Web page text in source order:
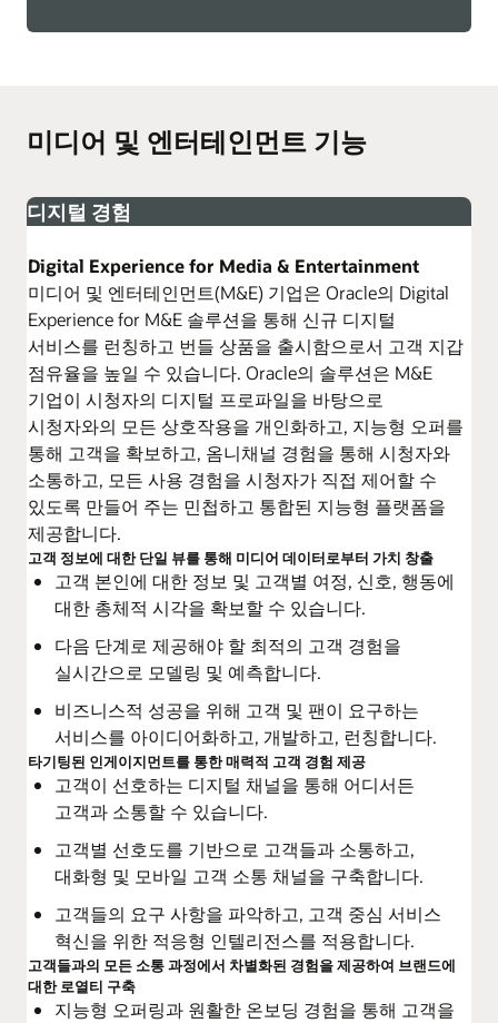
미디어 및 엔터테인먼트 기능
디지털 경험
Digital Experience for Media & Entertainment
미디어 및 엔터테인먼트(M&E) 기업은 Oracle의 Digital
Experience for M&E 솔루션을 통해 신규 디지털
서비스를 런칭하고 번들 상품을 출시함으로서 고객 지갑
점유율을 높일 수 있습니다. Oracle의 솔루션은 M&E
기업이 시청자의 디지털 프로파일을 바탕으로
시청자와의 모든 상호작용을 개인화하고, 지능형 오퍼를
통해 고객을 확보하고, 옴니채널 경험을 통해 시청자와
소통하고, 모든 사용 경험을 시청자가 직접 제어할 수
있도록 만들어 주는 민첩하고 통합된 지능형 플랫폼을
제공합니다.
고객 정보에 대한 단일 뷰를 통해 미디어 데이터로부터 가치 창출
고객 본인에 대한 정보 및 고객별 여정, 신호, 행동에
대한 총체적 시각을 확보할 수 있습니다.
다음 단계로 제공해야 할 최적의 고객 경험을
실시간으로 모델링 및 예측합니다.
비즈니스적 성공을 위해 고객 및 팬이 요구하는
서비스를 아이디어화하고, 개발하고, 런칭합니다.
타기팅된 인게이지먼트를 통한 매력적 고객 경험 제공
고객이 선호하는 디지털 채널을 통해 어디서든
고객과 소통할 수 있습니다.
고객별 선호도를 기반으로 고객들과 소통하고,
대화형 및 모바일 고객 소통 채널을 구축합니다.
고객들의 요구 사항을 파악하고, 고객 중심 서비스
혁신을 위한 적응형 인텔리전스를 적용합니다.
고객들과의 모든 소통 과정에서 차별화된 경험을 제공하여 브랜드에
대한 로열티 구축
지능형 오퍼링과 원활한 온보딩 경험을 통해 고객을